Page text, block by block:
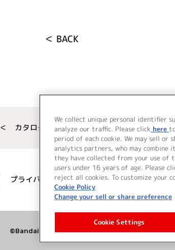
＜ BACK
＜ カタログサイト トップページへ
プライバシーポリシー 著作権／肖像権に
©Bandai Namco Music Live Inc.
We collect unique personal identifier
analyze our traffic. Please click here
period of each cookie. We may sell
analytics partners, who may
they have collected from your use of
users under 16 years of age. Please
reject all cookies. To customize your
Cookie Policy
Change your sell or share preference
Cookie Settings